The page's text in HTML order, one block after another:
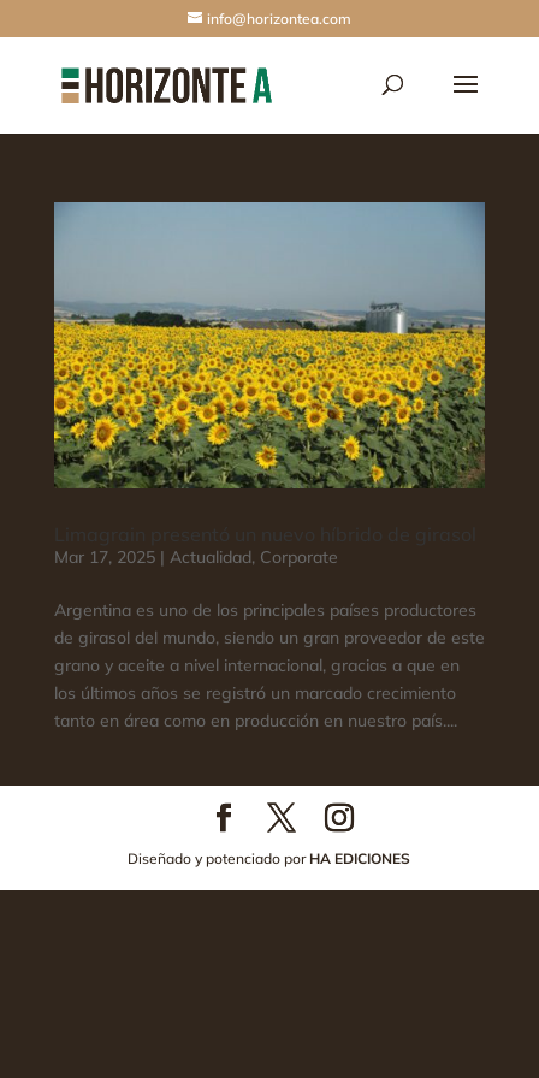
info@horizontea.com
Mar 17, 2025| Actualidad, Corporate
Argentina es uno de los principales países productores
de girasol del mundo, siendo un gran proveedor de este
grano y aceite a nivel internacional, gracias a que en
los últimos años se registró un marcado crecimiento
tanto en área como en producción en nuestro país....
Diseñado y potenciado por HA EDICIONES